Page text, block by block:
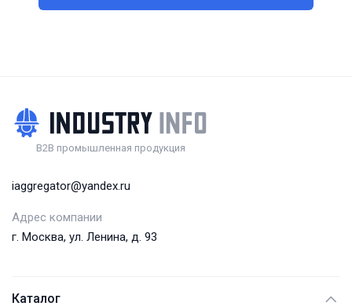
B2B промышленная продукция
iaggregator@yandex.ru
Адрес компании
г. Москва, ул. Ленина, д. 93
Каталог